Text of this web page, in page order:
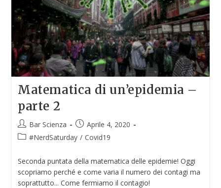
Matematica di un’epidemia –
parte 2
Bar Scienza
Aprile 4, 2020
#NerdSaturday / Covid19
Seconda puntata della matematica delle epidemie! Oggi
scopriamo perché e come varia il numero dei contagi ma
soprattutto... Come fermiamo il contagio!